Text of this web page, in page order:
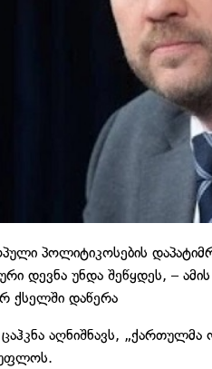
პოლიტიკოსების
დევნა უნდა შეწყდეს, –
ქსელში დაწერა
აღნიშნავს, „ქართულმა